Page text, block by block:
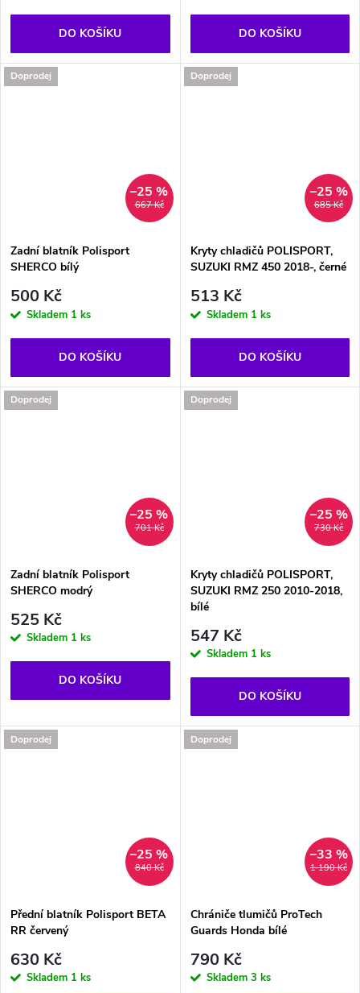
DO KOŠÍKU DO KOŠÍKU
Doprodej
667 Kč
–25 %
Zadní blatník Polisport
SHERCO bílý
500 Kč
Skladem 1 ks
DO KOŠÍKU
Doprodej
685 Kč
–25 %
Kryty chladičů POLISPORT,
SUZUKI RMZ 450 2018-, černé
513 Kč
Skladem 1 ks
DO KOŠÍKU
Doprodej
701 Kč
–25 %
Zadní blatník Polisport
SHERCO modrý
525 Kč
Skladem 1 ks
DO KOŠÍKU
Doprodej
730 Kč
–25 %
Kryty chladičů POLISPORT,
SUZUKI RMZ 250 2010-2018,
bílé
547 Kč
Skladem 1 ks
DO KOŠÍKU
Doprodej
840 Kč
–25 %
Přední blatník Polisport BETA
RR červený
630 Kč
Skladem 1 ks
Doprodej
1 190 Kč
–33 %
Chrániče tlumičů ProTech
Guards Honda bílé
790 Kč
Skladem 3 ks